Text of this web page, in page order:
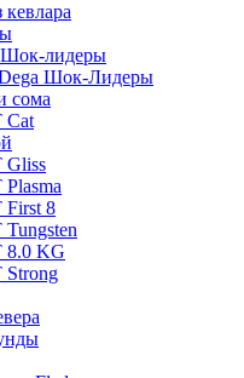
лидеры
Шок-Лидеры
сома
Cat
Gliss
First 8
8.0 KG
Strong